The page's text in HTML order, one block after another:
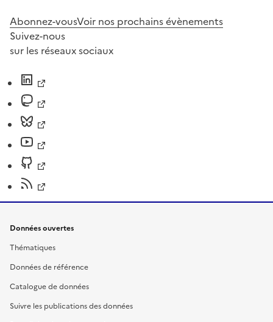
Abonnez-vousVoir nos prochains évènements
Suivez-nous
sur les réseaux sociaux
Données ouvertes
Thématiques
Données de référence
Catalogue de données
Suivre les publications des données